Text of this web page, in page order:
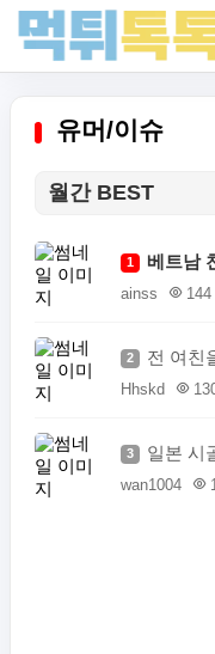
유머/이슈
월간 BEST
1 베트남
ainss
144
2 전 여친
Hhskd
3
wan1004